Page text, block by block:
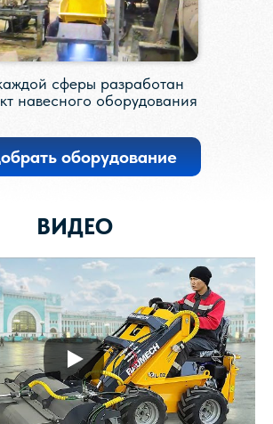
сферы разработан
навесного оборудования
оборудование
ВИДЕО